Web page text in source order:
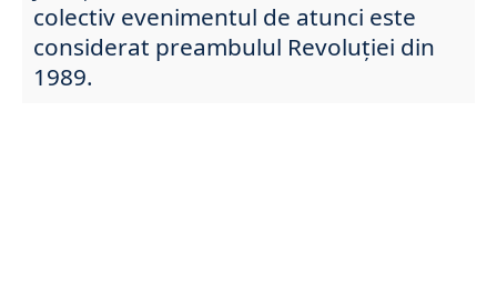
colectiv evenimentul de atunci este
considerat preambulul Revoluției din
1989.